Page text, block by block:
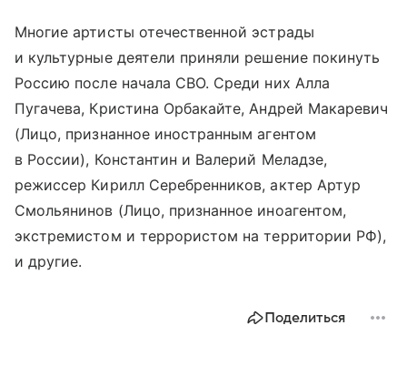
Многие артисты отечественной эстрады
и культурные деятели приняли решение покинуть
Россию после начала СВО. Среди них Алла
Пугачева, Кристина Орбакайте, Андрей Макаревич
(Лицо, признанное иностранным агентом
в России), Константин и Валерий Меладзе,
режиссер Кирилл Серебренников, актер Артур
Смольянинов (Лицо, признанное иноагентом,
экстремистом и террористом на территории РФ),
и другие.
Поделиться